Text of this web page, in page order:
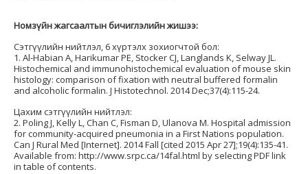
Номзүйн жагсаалтын бичиглэлийн жишээ:
Сэтгүүлийн нийтлэл, 6 хүртэлх зохиогчтой бол:
1. Al-Habian A, Harikumar PE, Stocker CJ, Langlands K, Selway JL.
Histochemical and immunohistochemical evaluation of mouse skin
histology: comparison of fixation with neutral buffered formalin
and alcoholic formalin. J Histotechnol. 2014 Dec;37(4):115-24.
Цахим сэтгүүлийн нийтлэл:
2. Poling J, Kelly L, Chan C, Fisman D, Ulanova M. Hospital admission
for community-acquired pneumonia in a First Nations population.
Can J Rural Med [Internet]. 2014 Fall [cited 2015 Apr 27];19(4):135-41.
Available from: http://www.srpc.ca/14fal.html by selecting PDF link
in table of contents.